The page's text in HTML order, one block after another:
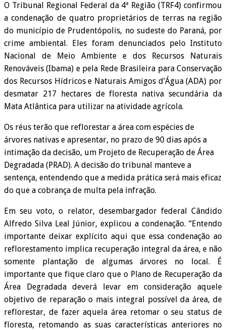
O Tribunal Regional Federal da 4ª Região (TRF4) confirmou
a condenação de quatro proprietários de terras na região
do município de Prudentópolis, no sudeste do Paraná, por
crime ambiental. Eles foram denunciados pelo Instituto
Nacional de Meio Ambiente e dos Recursos Naturais
Renováveis (Ibama) e pela Rede Brasileira para Conservação
dos Recursos Hídricos e Naturais Amigos d’Água (ADA) por
desmatar 217 hectares de floresta nativa secundária da
Mata Atlântica para utilizar na atividade agrícola.
Os réus terão que reflorestar a área com espécies de
árvores nativas e apresentar, no prazo de 90 dias após a
intimação da decisão, um Projeto de Recuperação de Área
Degradada (PRAD). A decisão do tribunal manteve a
sentença, entendendo que a medida prática será mais eficaz
do que a cobrança de multa pela infração.
Em seu voto, o relator, desembargador federal Cândido
Alfredo Silva Leal Júnior, explicou a condenação. “Entendo
importante deixar explícito aqui que essa condenação ao
reflorestamento implica recuperação integral da área, e não
somente plantação de algumas árvores no local. É
importante que fique claro que o Plano de Recuperação da
Área Degradada deverá levar em consideração aquele
objetivo de reparação o mais integral possível da área, de
reflorestar, de fazer aquela área retomar o seu status de
floresta, retomando as suas características anteriores no